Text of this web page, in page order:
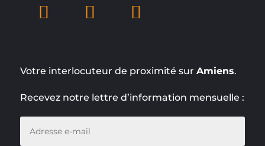
Votre interlocuteur de proximité sur Amiens.
Recevez notre lettre d’information mensuelle :